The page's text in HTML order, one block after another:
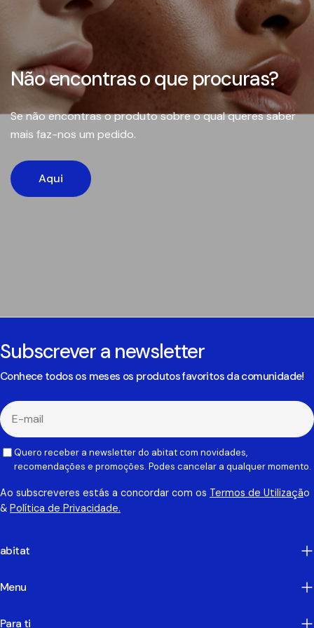
Não encontras o que procuras?
Se não encontras o produto sobre o qual queres saber
mais faz-nos um pedido.
Aqui
Subscrever a newsletter
Conhece todos os meses os produtos favoritos da comunidade!
E-
mail
Quero receber a newsletter do abitat com novidades,
recomendações e promoções. Podes cancelar a qualquer momento.
Ao subscreveres estás a concordar com os Termos de Utilização
& Política de Privacidade.
abitat
Menu
Para ti